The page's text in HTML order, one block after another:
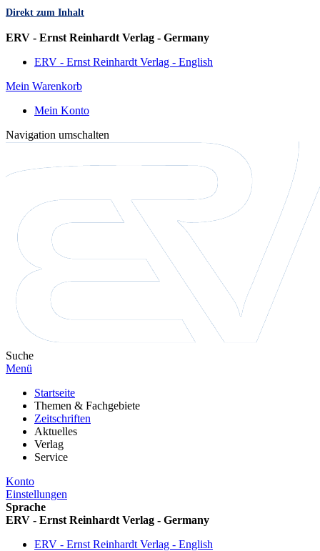
Direkt zum Inhalt
ERV - Ernst Reinhardt Verlag - Germany
ERV - Ernst Reinhardt Verlag - English
Mein Warenkorb
Mein Konto
Navigation umschalten
Suche
Menü
Startseite
Themen & Fachgebiete
Zeitschriften
Aktuelles
Verlag
Service
Konto
Einstellungen
Sprache
ERV - Ernst Reinhardt Verlag - Germany
ERV - Ernst Reinhardt Verlag - English